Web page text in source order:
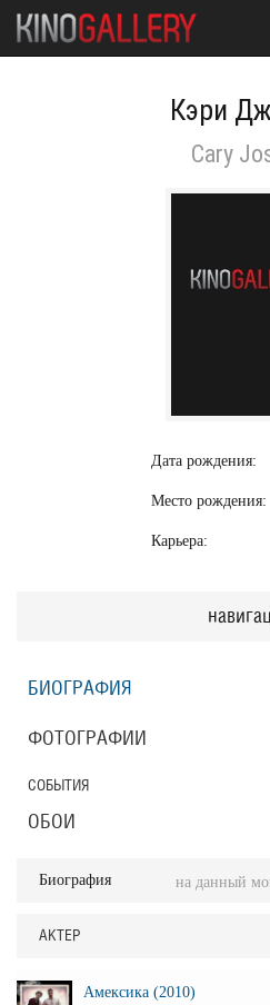
Кэри
Cary
Дата рождения:
Место рождения:
Карьера:
БИОГРАФИЯ
ФОТОГРАФИИ
СОБЫТИЯ
ОБОИ
Биография на данный
АКТЕР
Амексика (2010)